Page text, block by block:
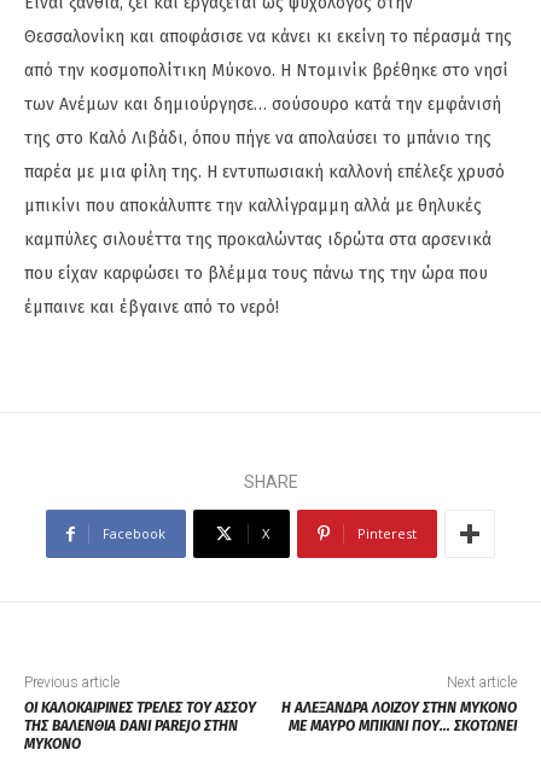
Θεσσαλονίκη και αποφάσισε να κάνει κι εκείνη το πέρασμά της
από την κοσμοπολίτικη Μύκονο. Η Ντομινίκ βρέθηκε στο νησί
των Ανέμων και δημιούργησε… σούσουρο κατά την εμφάνισή
της στο Καλό Λιβάδι, όπου πήγε να απολαύσει το μπάνιο της
παρέα με μια φίλη της. Η εντυπωσιακή καλλονή επέλεξε χρυσό
μπικίνι που αποκάλυπτε την καλλίγραμμη αλλά με θηλυκές
καμπύλες σιλουέττα της προκαλώντας ιδρώτα στα αρσενικά
που είχαν καρφώσει το βλέμμα τους πάνω της την ώρα που
έμπαινε και έβγαινε από το νερό!
SHARE
Facebook X Pinterest
Previous article
ΟΙ ΚΑΛΟΚΑΙΡΙΝΕΣ ΤΡΕΛΕΣ ΤΟΥ ΑΣΣΟΥ
ΤΗΣ ΒΑΛΕΝΘΙΑ DANI PAREJO ΣΤΗΝ
ΜΥΚΟΝΟ
Next article
Η ΑΛΕΞΑΝΔΡΑ ΛΟΙΖΟΥ ΣΤΗΝ ΜΥΚΟΝΟ
ΜΕ ΜΑΥΡΟ ΜΠΙΚΙΝΙ ΠΟΥ… ΣΚΟΤΩΝΕΙ